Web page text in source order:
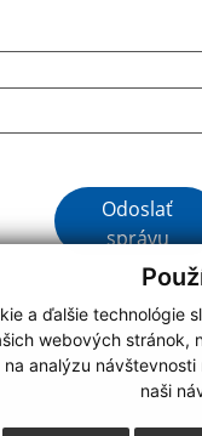
a ďalšie technológie
webových stránok,
analýzu
naši
GoogleOdoslať
správu